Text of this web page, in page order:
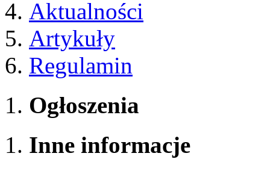
Aktualności
Artykuły
Regulamin
Ogłoszenia
Inne informacje